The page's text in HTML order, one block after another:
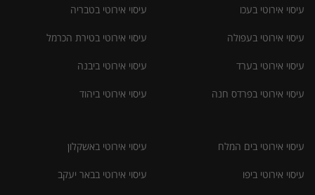
עיסוי אירוטי בעכו
עיסוי אירוטי בעפולה
עיסוי אירוטי בערד
עיסוי אירוטי בפרדס חנה
עיסוי אירוטי בטבריה
עיסוי אירוטי בטירת הכרמל
עיסוי אירוטי ביבנה
עיסוי אירוטי ביהוד
עיסוי אירוטי בים המלח
עיסוי אירוטי ביפו
עיסוי אירוטי באשקלון
עיסוי אירוטי בבאר יעקב